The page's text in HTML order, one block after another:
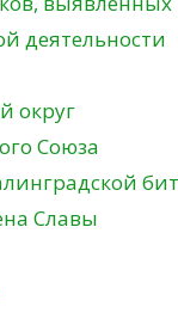
деятельности
округ
Союза
Славы